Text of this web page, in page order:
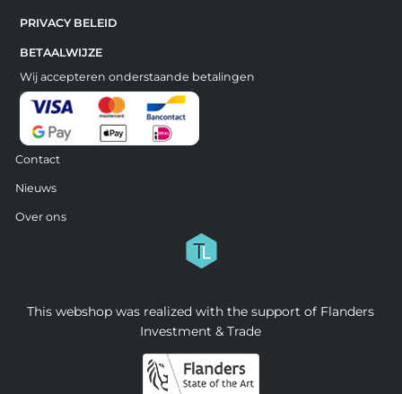
PRIVACY BELEID
BETAALWIJZE
Wij accepteren onderstaande betalingen
Contact
Nieuws
Over ons
This webshop was realized with the support of Flanders
Investment & Trade